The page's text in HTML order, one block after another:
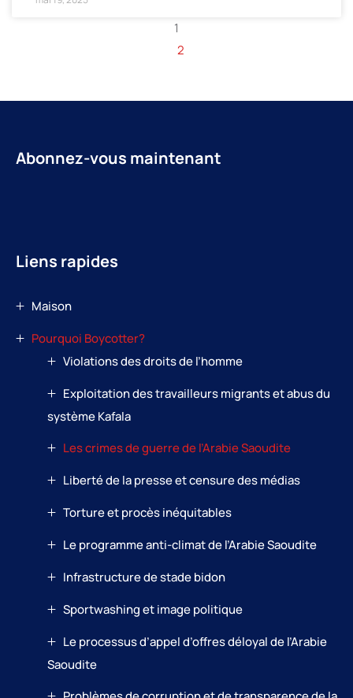
1
2
Abonnez-vous maintenant
Liens rapides
Maison
Pourquoi Boycotter?
Violations des droits de l’homme
Exploitation des travailleurs migrants et abus du
système Kafala
Les crimes de guerre de l’Arabie Saoudite
Liberté de la presse et censure des médias
Torture et procès inéquitables
Le programme anti-climat de l’Arabie Saoudite
Infrastructure de stade bidon
Sportwashing et image politique
Le processus d’appel d’offres déloyal de l’Arabie
Saoudite